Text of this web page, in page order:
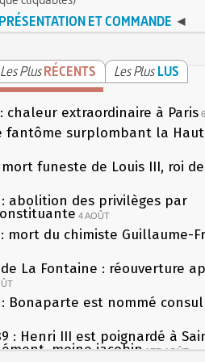
PRÉSENTATION ET COMMANDE ◄
Les PlusRÉCENTS Les Plus LUS
chaleur extraordinaire à Paris
fantôme surplombant la
funeste de Louis III, roi
: abolition des privilèges par
4 AOÛT
mort du chimiste Guillaume-
de La Fontaine : réouverture
Bonaparte est nommé
: Henri III est poignardé à
moine jacobin 1ER AOÛT